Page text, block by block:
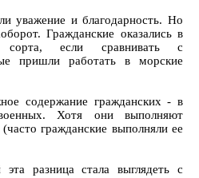
уважение и благодарность. Но
Гражданские оказались в
если сравнивать с
пришли работать в морские
содержание гражданских - в
Хотя они выполняют
гражданские выполняли ее
эта разница стала выглядеть с